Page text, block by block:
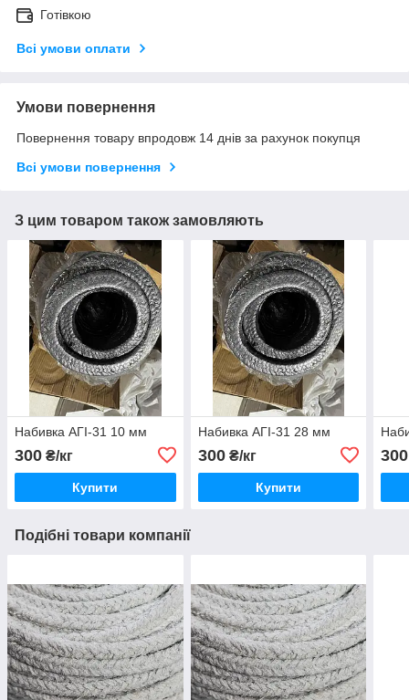
Готівкою
Всі умови оплати
Умови повернення
Повернення товару впродовж 14 днів за рахунок покупця
Всі умови повернення
З цим товаром також замовляють
Набивка АГІ-31 10 мм
300 ₴/кг
Купити
Набивка АГІ-31 28 мм
300₴/кг
Купити
300
Подібні товари компанії